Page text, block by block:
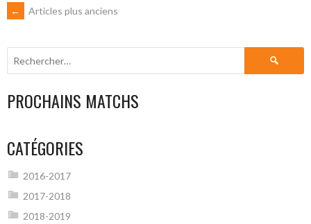
2020:
chauffer
les
parquets… »
NAVIGATION
DES
ARTICLES
← Articles plus anciens
Rechercher :
PROCHAINS MATCHS
CATÉGORIES
2016-2017
2017-2018
2018-2019